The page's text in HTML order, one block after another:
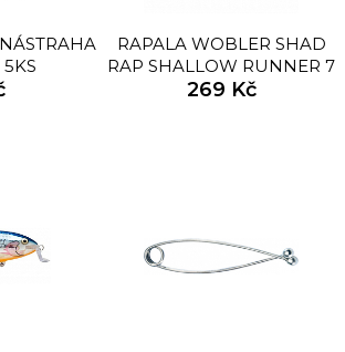
RAPALA WOBLER SHAD
RAP SHALLOW RUNNER 7
CM 7 G ROL
269 Kč